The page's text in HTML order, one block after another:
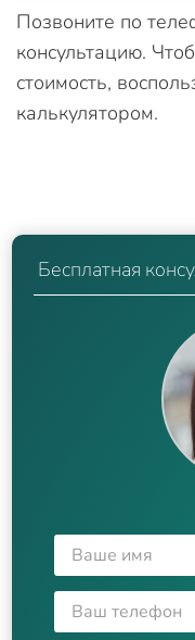
Позвоните по
консультацию.
стоимость,
калькулятором.
Бесплатная